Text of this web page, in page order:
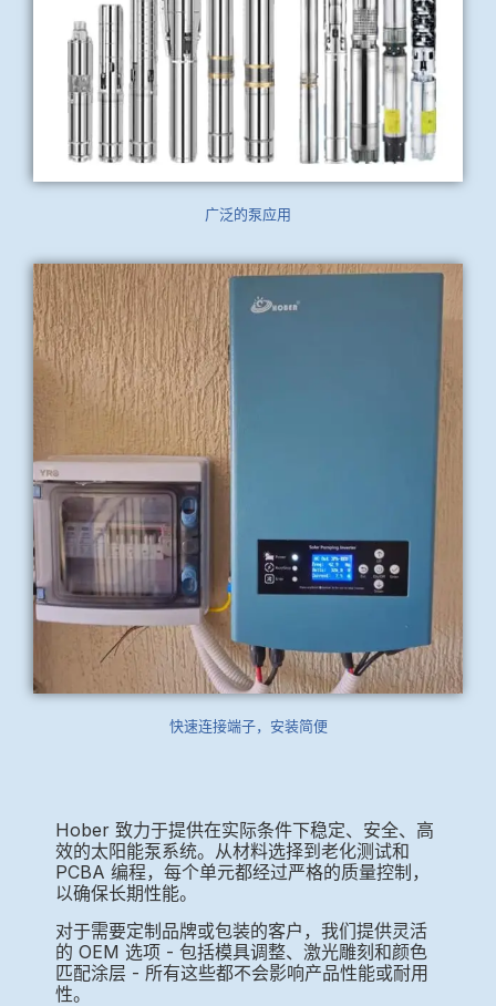
广泛的泵应用
快速连接端子，安装简便
Hober 致力于提供在实际条件下稳定、安全、高
效的太阳能泵系统。从材料选择到老化测试和
PCBA 编程，每个单元都经过严格的质量控制，
以确保长期性能。
对于需要定制品牌或包装的客户，我们提供灵活
的 OEM 选项 - 包括模具调整、激光雕刻和颜色
匹配涂层 - 所有这些都不会影响产品性能或耐用
性。